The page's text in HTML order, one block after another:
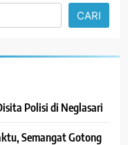
CARI
Polisi di Neglasari
Semangat Gotong